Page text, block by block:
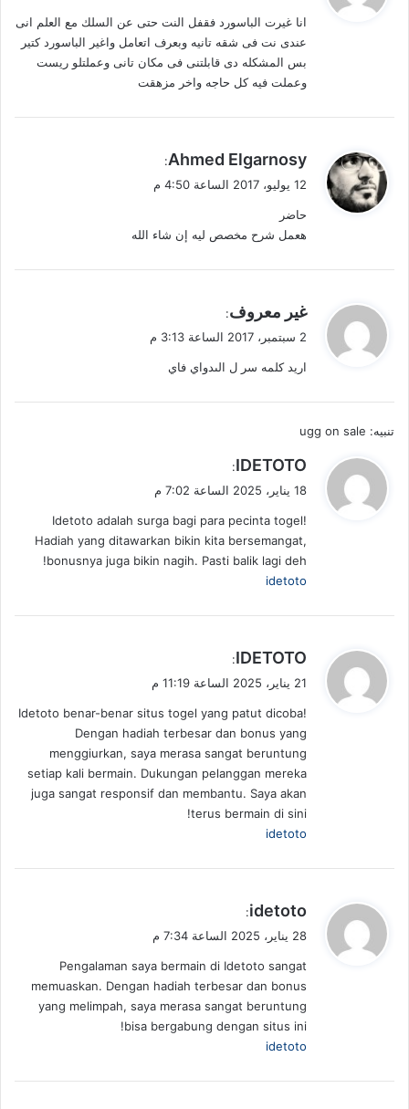
ل
انا غيرت الباسورد فقفل النت حتى عن السلك مع العلم انى
عندى نت فى شقه تانيه وبعرف اتعامل واغير الباسورد كتير
بس المشكله دى قابلتنى فى مكان تانى وعملتلو ريست
وعملت فيه كل حاجه واخر مزهقت
ي
ق
ل
Ahmed Elgarnosy
:
12 يوليو، 2017 الساعة 4:50 م
حاضر
هعمل شرح مخصص ليه إن شاء الله
ي
ق
ل
غير معروف:
2 سبتمبر، 2017 الساعة 3:13 م
اريد كلمه سر ل الىدواي فاي
تنبيه: ugg on sale
ي
ق
ل
IDETOTO
:
18 يناير، 2025 الساعة 7:02 م
Idetoto adalah surga bagi para pecinta togel!
Hadiah yang ditawarkan bikin kita bersemangat,
bonusnya juga bikin nagih. Pasti balik lagi deh!
idetoto
ي
ق
ل
IDETOTO
:
21 يناير، 2025 الساعة 11:19 م
Idetoto benar-benar situs togel yang patut dicoba!
Dengan hadiah terbesar dan bonus yang
menggiurkan, saya merasa sangat beruntung
setiap kali bermain. Dukungan pelanggan mereka
juga sangat responsif dan membantu. Saya akan
terus bermain di sini!
idetoto
ي
ق
ل
idetoto
:
28 يناير، 2025 الساعة 7:34 م
Pengalaman saya bermain di Idetoto sangat
memuaskan. Dengan hadiah terbesar dan bonus
yang melimpah, saya merasa sangat beruntung
bisa bergabung dengan situs ini!
idetoto